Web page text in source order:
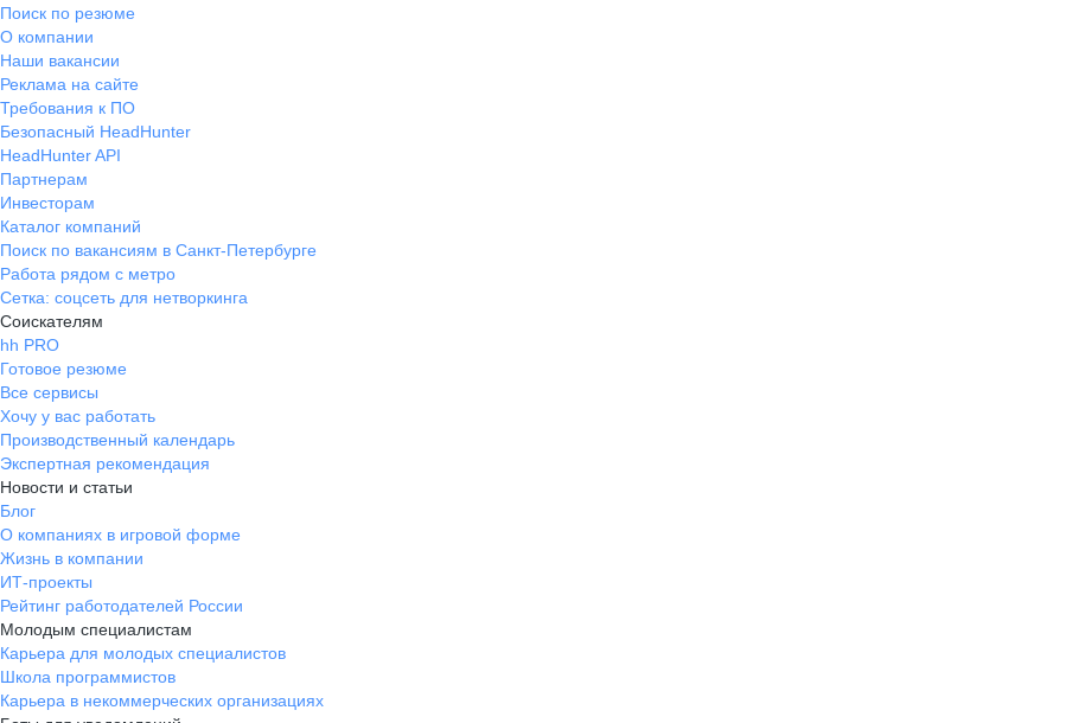
Поиск по резюме
О компании
Наши вакансии
Реклама на сайте
Требования к ПО
Безопасный HeadHunter
HeadHunter API
Партнерам
Инвесторам
Каталог компаний
Поиск по вакансиям в Санкт-Петербурге
Работа рядом с метро
Сетка: соцсеть для нетворкинга
Соискателям
hh PRO
Готовое резюме
Все сервисы
Хочу у вас работать
Производственный календарь
Экспертная рекомендация
Новости и статьи
Блог
О компаниях в игровой форме
Жизнь в компании
ИТ-проекты
Рейтинг работодателей России
Молодым специалистам
Карьера для молодых специалистов
Школа программистов
Карьера в некоммерческих организациях